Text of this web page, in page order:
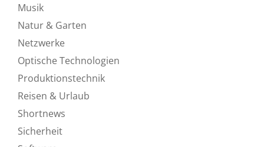
Musik
Natur & Garten
Netzwerke
Optische Technologien
Produktionstechnik
Reisen & Urlaub
Shortnews
Sicherheit